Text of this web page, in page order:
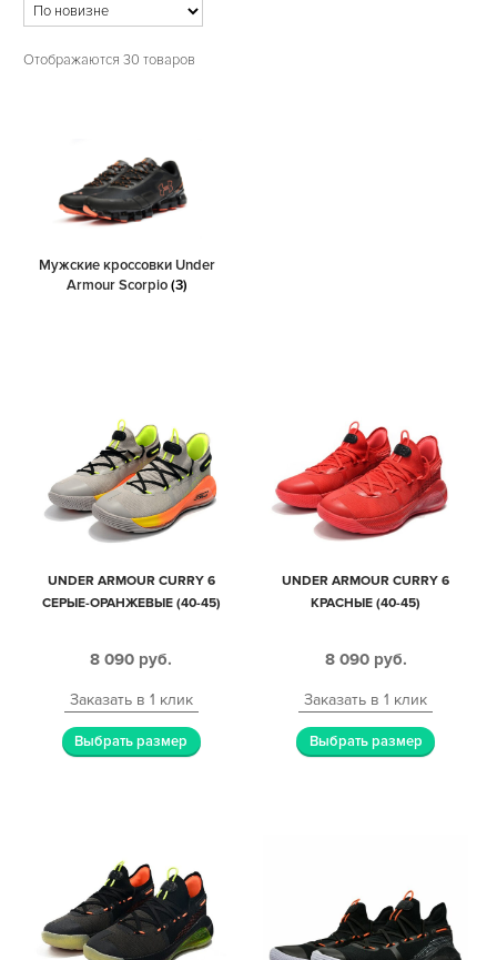
Отображаются 30 товаров
Мужские кроссовки Under
Armour Scorpio(3)
UNDER ARMOUR CURRY 6
СЕРЫЕ-ОРАНЖЕВЫЕ (40-45)
8 090 руб.
Заказать в 1 клик
Выбрать размер
UNDER ARMOUR CURRY 6
КРАСНЫЕ (40-45)
8 090 руб.
Заказать в 1 клик
Выбрать размер